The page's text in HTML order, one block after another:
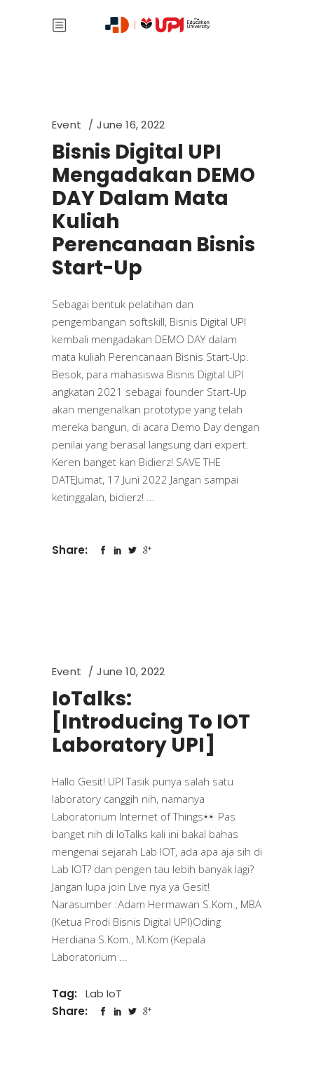
Event June 16, 2022
Bisnis Digital UPI
Mengadakan DEMO
DAY Dalam Mata
Kuliah
Perencanaan Bisnis
Start-Up
Sebagai bentuk pelatihan dan
pengembangan softskill, Bisnis Digital UPI
kembali mengadakan DEMO DAY dalam
mata kuliah Perencanaan Bisnis Start-Up.
Besok, para mahasiswa Bisnis Digital UPI
angkatan 2021 sebagai founder Start-Up
akan mengenalkan prototype yang telah
mereka bangun, di acara Demo Day dengan
penilai yang berasal langsung dari expert.
Keren banget kan Bidierz! SAVE THE
DATEJumat, 17 Juni 2022 Jangan sampai
ketinggalan, bidierz!
Share:
Event June 10, 2022
IoTalks:
[Introducing To IOT
Laboratory UPI]
Hallo Gesit! UPI Tasik punya salah satu
laboratory canggih nih, namanya
Laboratorium Internet of Things
Pas
banget nih di IoTalks kali ini bakal bahas
mengenai sejarah Lab IOT, ada apa aja sih di
Lab IOT? dan pengen tau lebih banyak lagi?
Jangan lupa join Live nya ya Gesit!
Narasumber :Adam Hermawan S.Kom., MBA
(Ketua Prodi Bisnis Digital UPI)Oding
Herdiana S.Kom., M.Kom (Kepala
Laboratorium
Tag:
Lab IoT
Share: